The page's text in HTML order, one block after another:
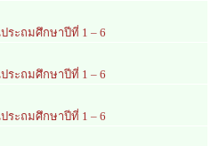
ระถมศึกษาปีที่ 1 – 6
ระถมศึกษาปีที่ 1 – 6
ระถมศึกษาปีที่ 1 – 6